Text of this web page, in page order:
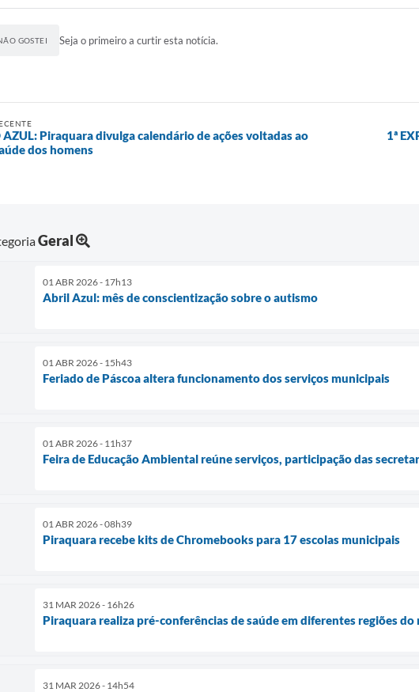
GOSTEI Seja o primeiro a curtir esta notícia.
AZUL: Piraquara divulga calendário de ações voltadas ao
dos homens
1ª
Geral
01 ABR 2026 - 17h13
Abril Azul: mês de conscientização sobre o autismo
01 ABR 2026 - 15h43
Feriado de Páscoa altera funcionamento dos serviços municipais
01 ABR 2026 - 11h37
Feira de Educação Ambiental reúne serviços, participação das
01 ABR 2026 - 08h39
Piraquara recebe kits de Chromebooks para 17 escolas municipais
31 MAR 2026 - 16h26
Piraquara realiza pré-conferências de saúde em diferentes regiões
31 MAR 2026 - 14h54